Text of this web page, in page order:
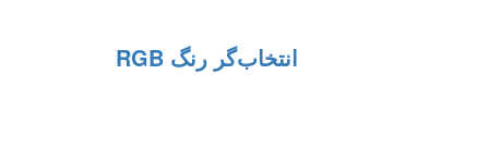
انتخاب‌گر رنگ RGB